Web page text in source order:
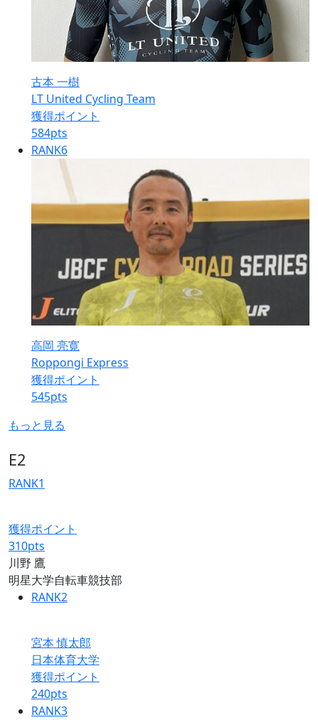
古本 一樹
LT United Cycling Team
獲得ポイント
584pts
RANK6
高岡 亮寛
Roppongi Express
獲得ポイント
545pts
もっと見る
E2
RANK1
獲得ポイント
310pts
川野 鷹
明星大学自転車競技部
RANK2
宮本 慎太郎
日本体育大学
獲得ポイント
240pts
RANK3